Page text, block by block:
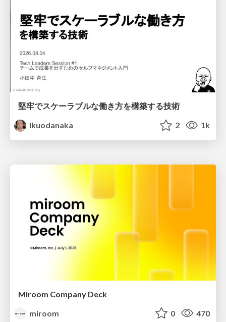
堅牢でスケーラブルな働き方を構築する技術
ikuodanaka
2 1k
Miroom Company Deck
miroom
0 470